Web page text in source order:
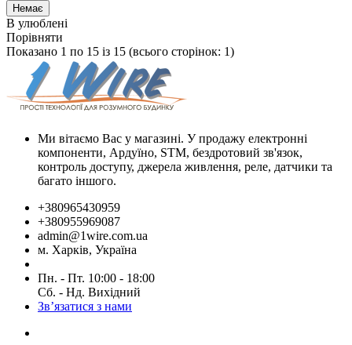
В улюблені
Порівняти
Показано 1 по 15 із 15 (всього сторінок: 1)
Ми вітаємо Вас у магазині. У продажу електронні
компоненти, Ардуїно, STM, бездротовий зв'язок,
контроль доступу, джерела живлення, реле, датчики та
багато іншого.
+380965430959
+380955969087
admin@1wire.com.ua
м. Харків, Україна
Пн. - Пт. 10:00 - 18:00
Сб. - Нд. Вихідний
Зв’язатися з нами